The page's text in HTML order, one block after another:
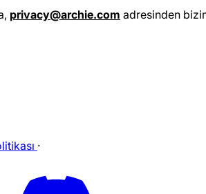
privacy@archie.com adresinden
·